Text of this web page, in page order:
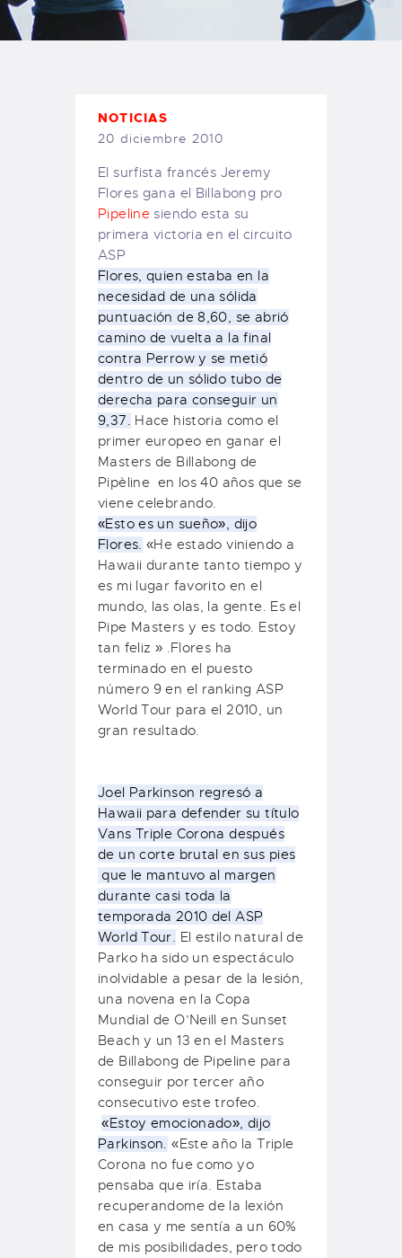
TIENDA FAMILY SURFERS
WEBCAM SALINAS
NOTICIAS
20 diciembre 2010
El surfista francés Jeremy
Flores gana el Billabong pro
Pipeline siendo esta su
primera victoria en el circuito
ASP
Flores, quien estaba en la
necesidad de una sólida
puntuación de 8,60, se abrió
camino de vuelta a la final
contra Perrow y se metió
dentro de un sólido tubo de
derecha para conseguir un
9,37.
Hace historia como el
primer europeo en ganar el
Masters de Billabong de
Pipèline en los 40 años que se
viene celebrando.
«Esto es un sueño», dijo
Flores. «He estado viniendo a
Hawaii durante tanto tiempo y
es mi lugar favorito en el
mundo, las olas, la gente Es el
Pipe Masters y es todo. Estoy
tan feliz » . Flores ha
terminado en el puesto
número 9 en el ranking ASP
World Tour para el 2010, un
gran resultado.
Joel Parkinson regresó a
Hawaii para defender su título
Vans Triple Corona después
de un corte brutal en sus pies
que le mantuvo al margen
durante casi toda la
temporada 2010 del ASP
World Tour.
El estilo natural de
Parko ha sido un espectáculo
inolvidable a pesar de la lesión,
una novena en la Copa
Mundial de O’Neill en Sunset
Beach y un 13 en el Masters
de Billabong de Pipeline para
conseguir por tercer año
consecutivo este trofeo.
«Estoy emocionado», dijo
Parkinson. «Este año la Triple
Corona no fue como yo
pensaba que iría.
Estaba
recuperandome de la lexión
en casa y me sentía a un 60%
de mis posibilidades, pero todo